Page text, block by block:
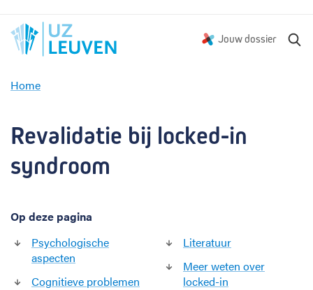
Jouw dossier
Home
a
i
t
e
b
i
Revalidatie bij locked-in
syndroom
Op deze pagina
Psychologische
aspecten
Cognitieve problemen
Literatuur
Meer weten over
locked-in